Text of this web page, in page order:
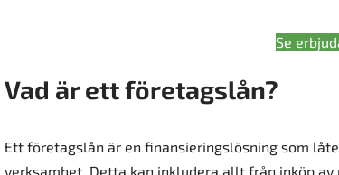
Se
Vad är ett företagslån?
Ett företagslån är en finansieringslösning som
verksamhet. Detta kan inkludera allt från inköp